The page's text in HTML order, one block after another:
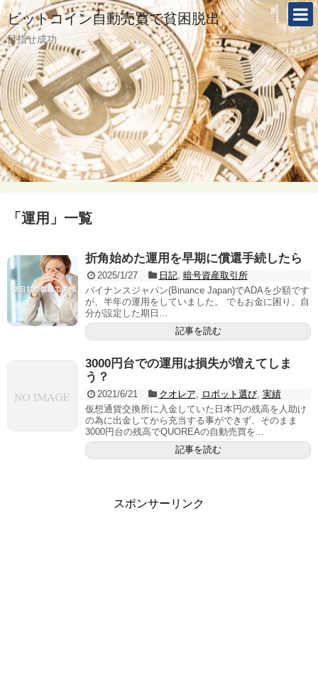
ビットコイン自動売買で貧困脱出
目指せ成功
「 運用 」 一覧
折角始めた運用を早期に償還手続したら
2025/1/27 日記, 暗号資産取引所
バイナンスジャパン(Binance Japan)でADAを少額です
が、半年の運用をしていました。 でもお金に困り、自
分が設定した期日...
記事を読む
3000円台での運用は損失が増えてしま
う？
2021/6/21 クオレア ロボット選び, 実績
仮想通貨交換所に入金していた日本円の残高を人助け
の為に出金してから充当する事ができず、そのまま
3000円台の残高でQUOREAの自動売買を...
記事を読む
スポンサーリンク